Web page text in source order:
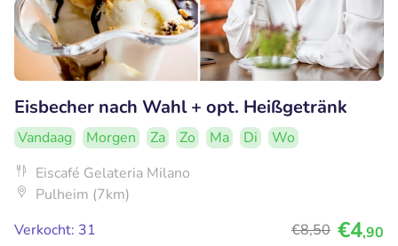
Eisbecher nach Wahl + opt. Heißgetränk
Vandaag Morgen Za Zo Ma Di
Wo
Eiscafé Gelateria Milano
Pulheim (7km)
Verkocht: 31
€8,50 €4,90